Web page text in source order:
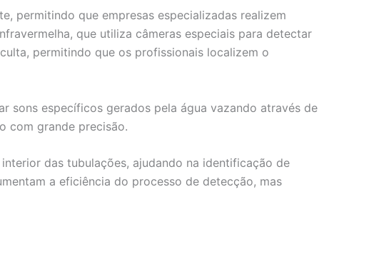
permitindo que empresas especializadas realizem
que utiliza câmeras especiais para detectar
permitindo que os profissionais localizem o
sons específicos gerados pela água vazando através de
com grande precisão.
das tubulações, ajudando na identificação de
a eficiência do processo de detecção, mas